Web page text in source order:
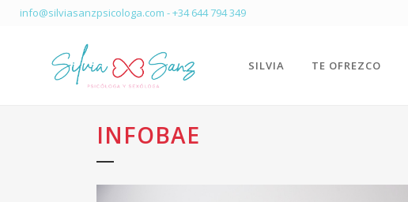
info@silviasanzpsicologa.com -+34 644 794 349
SILVIA TE OFREZCO
INFOBAE